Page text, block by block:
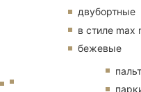
двубортные
в стиле max
бежевые